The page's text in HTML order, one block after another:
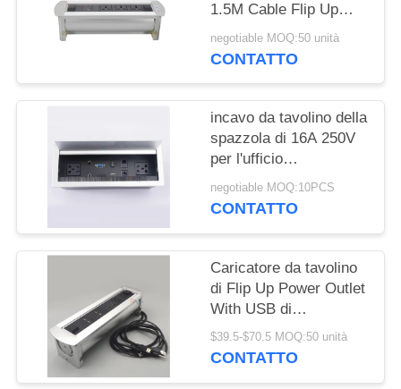
PRIVACY
1.5M Cable Flip Up
Power Outlet Motorized
negotiable MOQ:50 unità
CONTATTO
incavo da tavolino della
spazzola di 16A 250V
per l'ufficio
commerciale
negotiable MOQ:10PCS
CONTATTO
Caricatore da tavolino
di Flip Up Power Outlet
With USB di
multimedia
$39.5-$70.5 MOQ:50 unità
CONTATTO